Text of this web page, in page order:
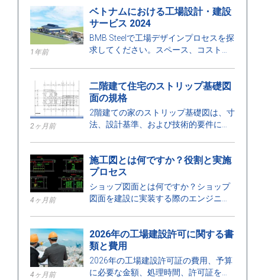
1年前
ベトナムにおける工場設計・建設
サービス 2024
BMB Steelで工場デザインプロセスを探
求してください。スペース、コストに
の建設を保証します。
2ヶ月前
二階建て住宅のストリップ基礎図
面の規格
2階建ての家のストリップ基礎図は、寸
法、設計基準、および技術的要件に関
4ヶ月前
施工図とは何ですか？役割と実施
プロセス
ショップ図面とは何ですか？ショップ
図面を建設に実装する際のエンジニア
4ヶ月前
2026年の工場建設許可に関する書
類と費用
2026年の工場建設許可証の費用、予算
に必要な金額、処理時間、許可証を発